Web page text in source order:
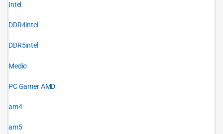
Intel
DDR4intel
DDR5intel
Medio
PC Gamer AMD
am4
am5